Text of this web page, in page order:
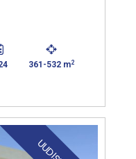
361-532 m2